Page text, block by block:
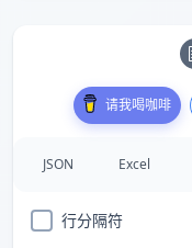
请我喝咖啡
JSON Excel
行分隔符